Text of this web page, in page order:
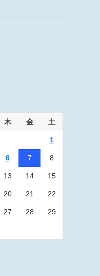
木 金 土
1
6 7 8
13 14 15
20 21 22
27 28 29